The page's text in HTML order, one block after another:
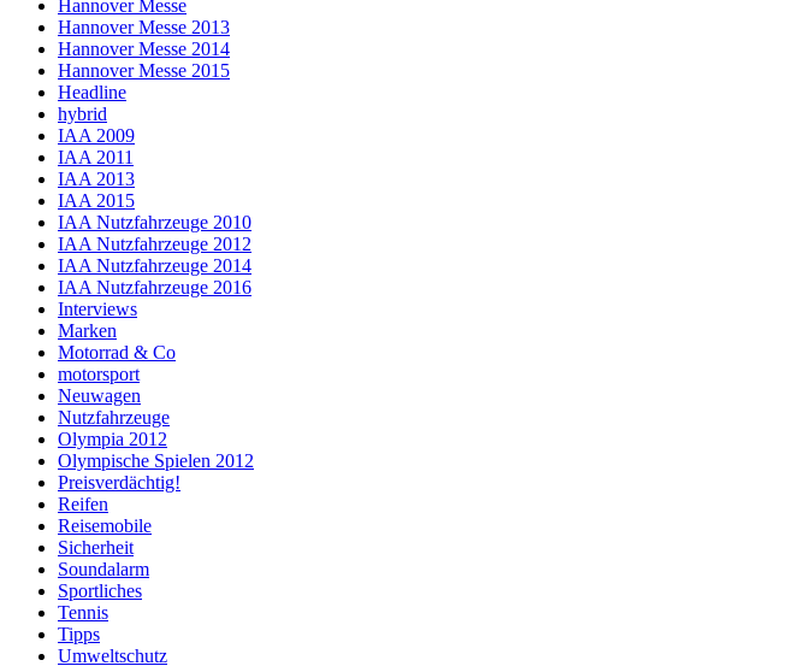
Hannover Messe
Hannover Messe 2013
Hannover Messe 2014
Hannover Messe 2015
Headline
hybrid
IAA 2009
IAA 2011
IAA 2013
IAA 2015
IAA Nutzfahrzeuge 2010
IAA Nutzfahrzeuge 2012
IAA Nutzfahrzeuge 2014
IAA Nutzfahrzeuge 2016
Interviews
Marken
Motorrad & Co
motorsport
Neuwagen
Nutzfahrzeuge
Olympia 2012
Olympische Spielen 2012
Preisverdächtig!
Reifen
Reisemobile
Sicherheit
Soundalarm
Sportliches
Tennis
Tipps
Umweltschutz